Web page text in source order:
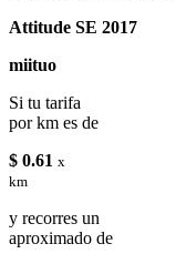
Attitude SE 2017
miituo
Si tu tarifa
por km es de
$ 0.61 x
km
y recorres un
aproximado de